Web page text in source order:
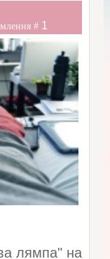
# 1
лямпа" на